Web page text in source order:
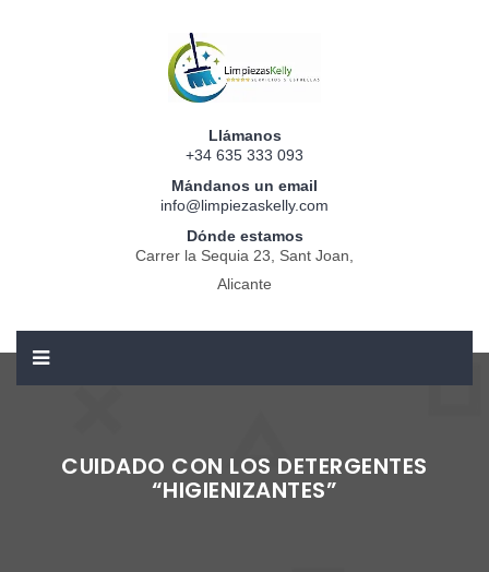
Llámanos
+34 635 333 093
Mándanos un email
info@limpiezaskelly.com
Dónde estamos
Carrer la Sequia 23, Sant Joan,
Alicante
CUIDADO CON LOS DETERGENTES
“HIGIENIZANTES”